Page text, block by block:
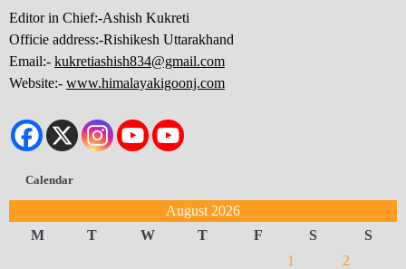
Editor in Chief:-Ashish Kukreti
Officie address:-Rishikesh Uttarakhand
Email:- kukretiashish834@gmail.com
Website:- www.himalayakigoonj.com
Calendar
August 2026
M
T W T F S
S
1
2